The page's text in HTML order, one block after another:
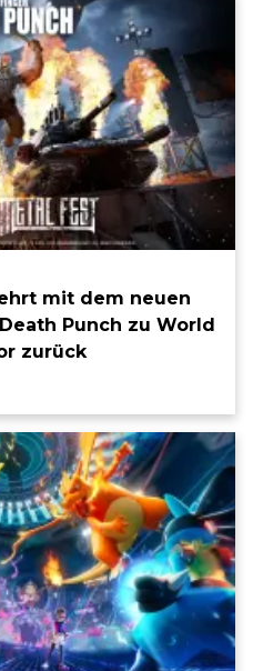
mit dem neuen
Punch zu World
zurück